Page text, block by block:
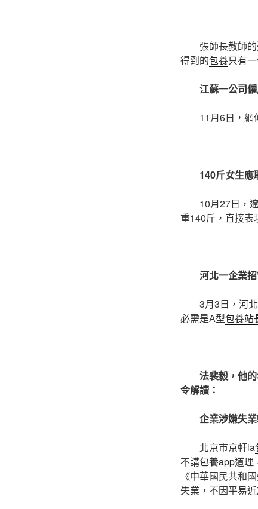
張師長教師
得到的包養只有
江蘇一公司
11月6日，網
140斤女生應
10月27日，
重140斤，直接表
河北一企業
3月3日，河
必需是A型包養站
法裴毅，他
令解讀：
企業涉嫌失
北京市京軒la
不講包養app道理
《中華國民共和
失業，不因平易